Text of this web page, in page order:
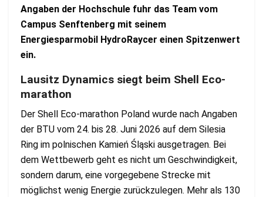
Angaben der Hochschule fuhr das Team vom
Campus Senftenberg mit seinem
Energiesparmobil HydroRaycer einen Spitzenwert
ein.
Lausitz Dynamics siegt beim Shell Eco-
marathon
Der Shell Eco-marathon Poland wurde nach Angaben
der BTU vom 24. bis 28. Juni 2026 auf dem Silesia
Ring im polnischen Kamień Śląski ausgetragen. Bei
dem Wettbewerb geht es nicht um Geschwindigkeit,
sondern darum, eine vorgegebene Strecke mit
möglichst wenig Energie zurückzulegen. Mehr als 130